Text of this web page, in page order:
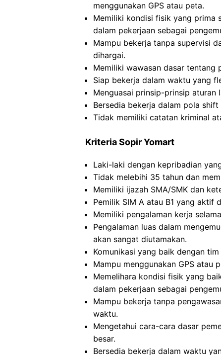
menggunakan GPS atau peta.
Memiliki kondisi fisik yang prima
dalam pekerjaan sebagai
Mampu bekerja tanpa supervisi
dihargai.
Memiliki wawasan dasar tentang
Siap bekerja dalam waktu yang
Menguasai prinsip-prinsip aturan
Bersedia bekerja dalam pola
Tidak memiliki catatan kriminal
Kriteria Sopir Yomart
Laki-laki dengan kepribadian
Tidak melebihi 35 tahun dan
Memiliki ijazah SMA/SMK dan
Pemilik SIM A atau B1 yang aktif
Memiliki pengalaman kerja
Pengalaman luas dalam
akan sangat diutamakan.
Komunikasi yang baik dengan
Mampu menggunakan GPS atau
Memelihara kondisi fisik yang
dalam pekerjaan sebagai
Mampu bekerja tanpa
waktu.
Mengetahui cara-cara dasar
besar.
Bersedia bekerja dalam waktu